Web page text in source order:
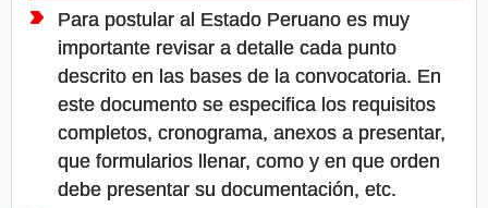
Para postular al Estado Peruano es muy
importante revisar a detalle cada punto
descrito en las bases de la convocatoria. En
este documento se especifica los requisitos
completos, cronograma, anexos a presentar,
que formularios llenar, como y en que orden
debe presentar su documentación, etc.